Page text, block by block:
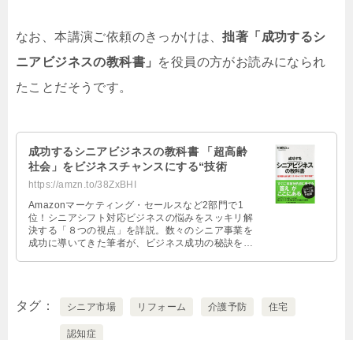
なお、本講演ご依頼のきっかけは、拙著「成功するシ
ニアビジネスの教科書」 を役員の方がお読みになられ
たことだそうです。
成功するシニアビジネスの教科書 「超高齢
社会」をビジネスチャンスにする“技術
https://amzn.to/38ZxBHI
Amazonマーケティング・セールスなど2部門で1
位！シニアシフト対応ビジネスの悩みをスッキリ解
決する「８つの視点」を詳説。数々のシニア事業を
成功に導いてきた筆者が、ビジネス成功の秘訣をま
でも出版されたシニアビジネスのバイブル！
タグ シニア市場 リフォーム 介護予防 住宅
認知症